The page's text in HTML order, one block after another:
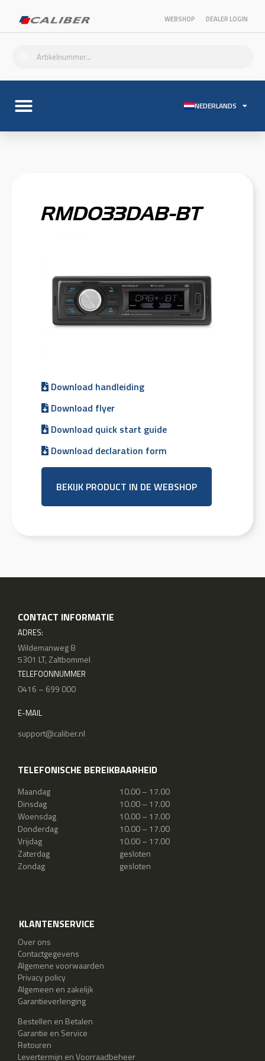
WEBSHOP DEALER LOGIN
NEDERLANDS
RMD033DAB-BT
Download handleiding
Download flyer
Download quick start guide
Download declaration form
BEKIJK PRODUCT IN DE WEBSHOP
CONTACT INFORMATIE
ADRES:
Wildemanweg 8
5301 LT, Zaltbommel
TELEFOONNUMMER
0416 – 699 000
E-MAIL
support@caliber.nl
TELEFONISCHE BEREIKBAARHEID
Maandag
10.00 – 17.00
Dinsdag
10.00 – 17.00
Woensdag
10.00 – 17.00
Donderdag
10.00 – 17.00
Vrijdag
10.00 – 17.00
Zaterdag
gesloten
Zondag
gesloten
KLANTENSERVICE
Over ons
Contactgegevens
Algemene voorwaarden
Privacy policy
Algemeen en zakelijk
Garantieverlenging
Bestellen en Betalen
Garantie en Service
Retouren
Levertermijn en Voorraadbeheer